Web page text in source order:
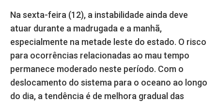
Na sexta-feira (12), a instabilidade ainda deve
atuar durante a madrugada e a manhã,
especialmente na metade leste do estado. O risco
para ocorrências relacionadas ao mau tempo
permanece moderado neste período. Com o
deslocamento do sistema para o oceano ao longo
do dia, a tendência é de melhora gradual das